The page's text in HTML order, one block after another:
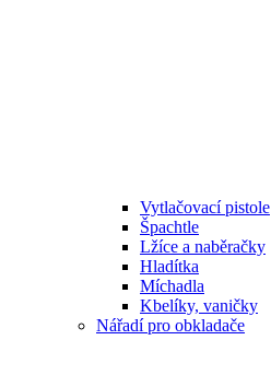
Vytlačovací pistole
Špachtle
Lžíce a naběračky
Hladítka
Míchadla
Kbelíky, vaničky
Nářadí pro obkladače